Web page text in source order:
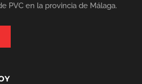
PVC en la provincia de Málaga.